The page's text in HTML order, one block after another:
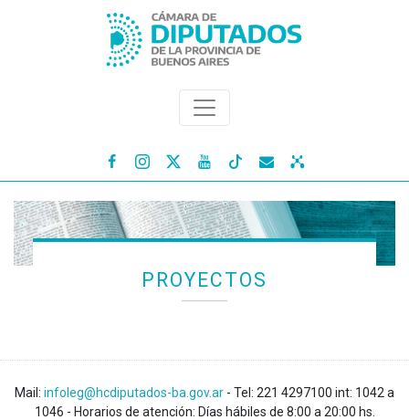
   
PROYECTOS
Mail: infoleg@hcdiputados-ba.gov.ar - Tel: 221 4297100 int: 1042 a
1046 - Horarios de atención: Días hábiles de 8:00 a 20:00 hs.